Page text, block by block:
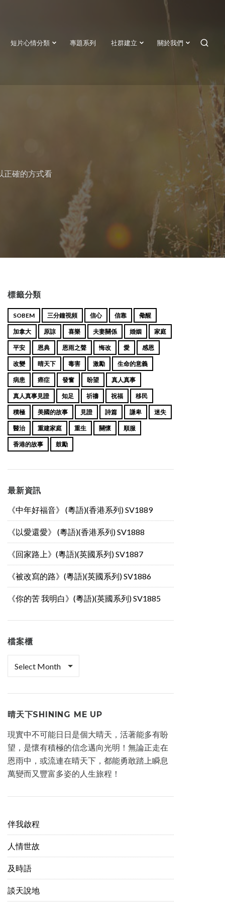
短片心情分類 專題系列 社群建立 關於我們
正確的方式看
標籤分類
SOBEM 三分鐘視頻 信心 信靠 儆醒
加拿大 原諒 喜樂 夫妻關係 婚姻 家庭
平安 恩典 恩雨之聲 悔改 愛 感恩
改變 晴天下 毒害 激勵 生命的意義
病患 癌症 發奮 盼望 真人真事
真人真事見證 知足 祈禱 祝福 移民
積極 美國的故事 見證 詩篇 謙卑 迷失
醫治 重建家庭 重生 關懷 順服
香港的故事 鼓勵
最新資訊
《中年好福音》 (粵語)(香港系列) SV1889
《以愛還愛》 (粵語)(香港系列) SV1888
《回家路上》(粵語)(英國系列) SV1887
《被改寫的路》(粵語)(英國系列) SV1886
《你的苦 我明白》(粵語)(英國系列) SV1885
檔案櫃
晴天下SHINING ME UP
現實中不可能日日是個大晴天，活著能多有盼
望，是懷有積極的信念邁向光明！無論正走在
恩雨中，或流連在晴天下，都能勇敢踏上瞬息
萬變而又豐富多姿的人生旅程！
伴我啟程
人情世故
及時語
談天說地